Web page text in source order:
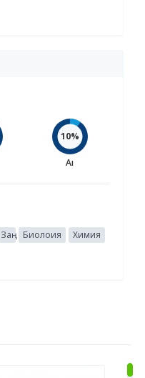
10%
Aı
Заң Биолоия
Химия